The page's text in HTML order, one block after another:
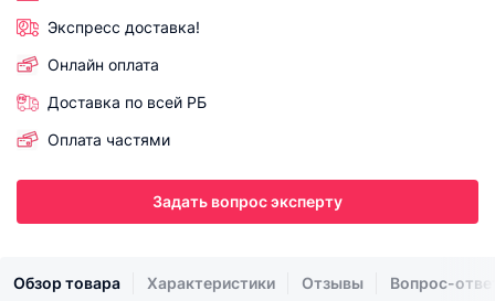
Экспресс доставка!
Онлайн оплата
Доставка по всей РБ
Оплата частями
Задать вопрос эксперту
Обзор товара Характеристики Отзывы Вопрос-